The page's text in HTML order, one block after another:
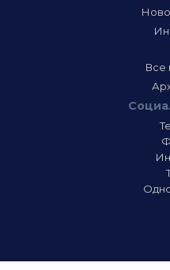
Все